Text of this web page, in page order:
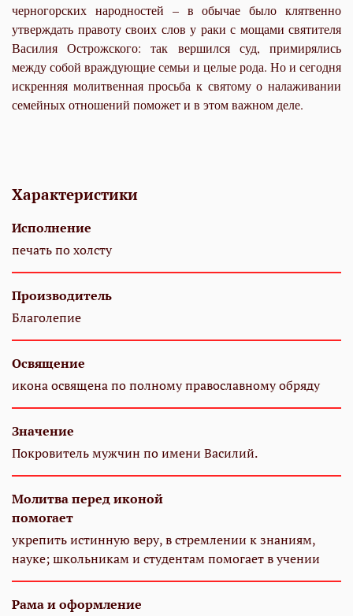
черногорских народностей – в обычае было клятвенно
утверждать правоту своих слов у раки с мощами святителя
Василия Острожского: так вершился суд, примирялись
между собой враждующие семьи и целые рода. Но и сегодня
искренняя молитвенная просьба к святому о налаживании
семейных отношений поможет и в этом важном деле.
Характеристики
Исполнение
печать по холсту
Производитель
Благолепие
Освящение
икона освящена по полному православному обряду
Значение
Покровитель мужчин по имени Василий.
Молитва перед иконой
помогает
укрепить истинную веру, в стремлении к знаниям,
науке; школьникам и студентам помогает в учении
Рама и оформление